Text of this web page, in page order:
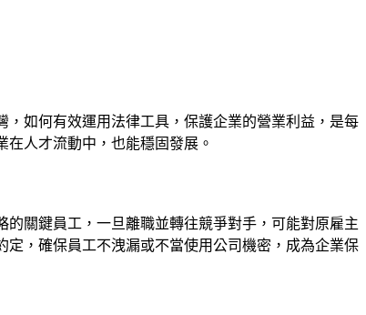
如何有效運用法律工具，保護企業的營業利益，是每
人才流動中，也能穩固發展。
關鍵員工，一旦離職並轉往競爭對手，可能對原雇主
，確保員工不洩漏或不當使用公司機密，成為企業保